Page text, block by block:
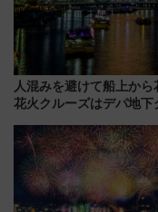
人混みを避けて船上か
花火クルーズはデパ地